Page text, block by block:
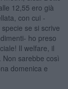
12,55 ero già
con cui -
se si scrive
ho preso
Il welfare, il
Non sarebbe così
domenica e